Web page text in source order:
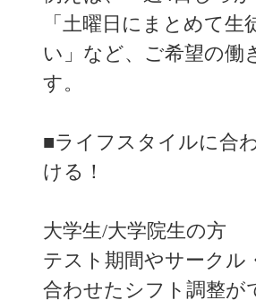
「土曜日にまとめて生
い」など、ご希望の働
す。
■ライフスタイルに合
ける！
大学生/大学院生の方
テスト期間やサークル
合わせたシフト調整が